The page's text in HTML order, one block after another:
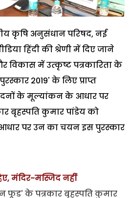
कृषि अनुसंधान परिषद, नई
मीडिया हिंदी की श्रेणी में दिए जाने
में उत्‍कृष्‍ट पत्रकारिता के
2019' के लिए प्राप्त
के मूल्यांकन के आधार पर
बृहस्पति कुमार पांडेय को
आधार पर उन का चयन इस पुरस्कार
मंदिर-मस्जिद नहीं
फूड' के पत्रकार बृहस्पति कुमार